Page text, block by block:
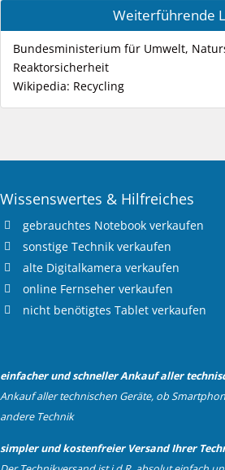
Weiterführende
Bundesministerium für Umwelt,
Reaktorsicherheit
Wikipedia: Recycling
Wissenswertes & Hilfreiches
gebrauchtes Notebook verkaufen
sonstige Technik verkaufen
alte Digitalkamera verkaufen
online Fernseher verkaufen
nicht benötigtes Tablet verkaufen
einfacher und schneller Ankauf aller
Ankauf aller technischen Geräte, ob
andere Technik
simpler und kostenfreier Versand Ihrer